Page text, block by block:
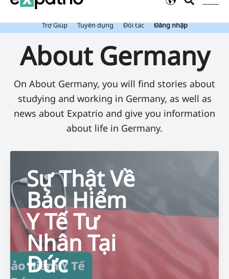
Mới: Value Package đã bao gồm Tài Khoản Ngân Hàng Expatrio.
Trợ Giúp
Tuyển dụng Đối tác Đăng nhập
About Germany
On About Germany, you will find stories about
studying and working in Germany, as well as
news about Expatrio and give you information
about life in Germany.
Sự Thật Về
Bảo Hiểm
Y Tế Tư
Nhân Tại
Đức